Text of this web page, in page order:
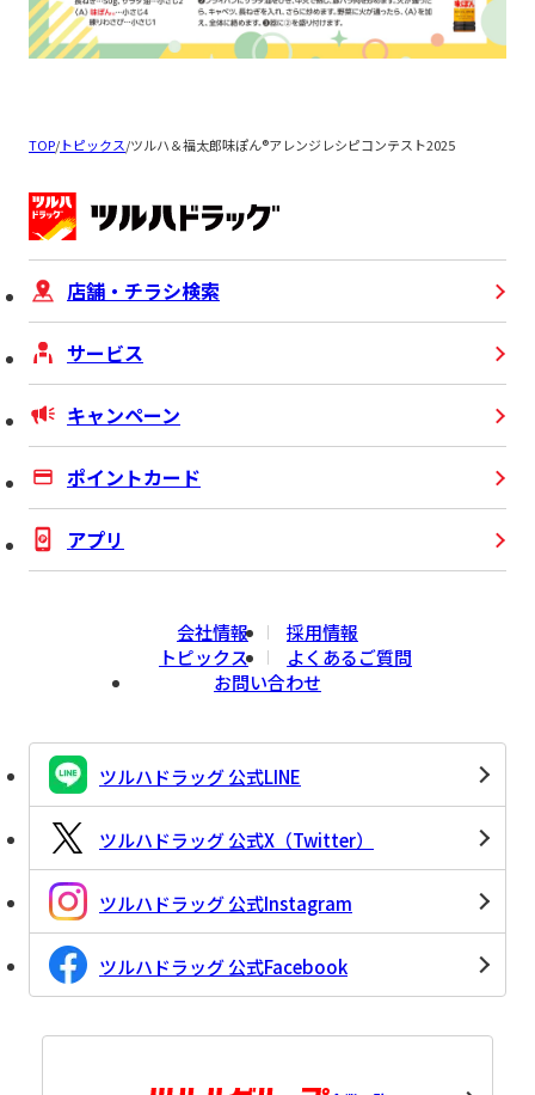
TOP/トピックス/ツルハ＆福太郎味ぽん®アレンジレシピコンテスト2025
店舗・チラシ検索
サービス
キャンペーン
ポイントカード
アプリ
会社情報
採用情報
トピックス
よくあるご質問
お問い合わせ
ツルハドラッグ 公式LINE
ツルハドラッグ 公式X（Twitter）
ツルハドラッグ 公式Instagram
ツルハドラッグ 公式Facebook